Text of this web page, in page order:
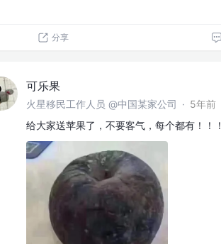
分享
可乐果
火星移民工作人员 @中国某家公司 · 5年前
给大家送苹果了，不要客气，每个都有！！！